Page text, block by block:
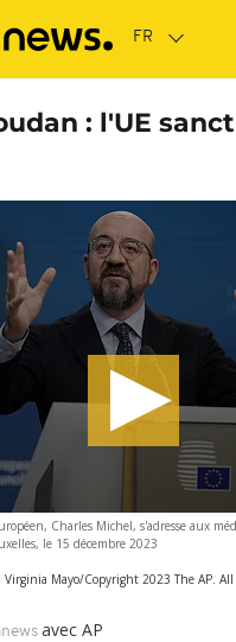
: l'UE
Charles Michel, s'adresse aux
le 15 décembre 2023
Virginia Mayo/Copyright 2023 The AP. All
avec AP